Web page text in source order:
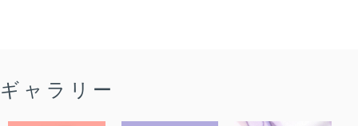
ギャラリー